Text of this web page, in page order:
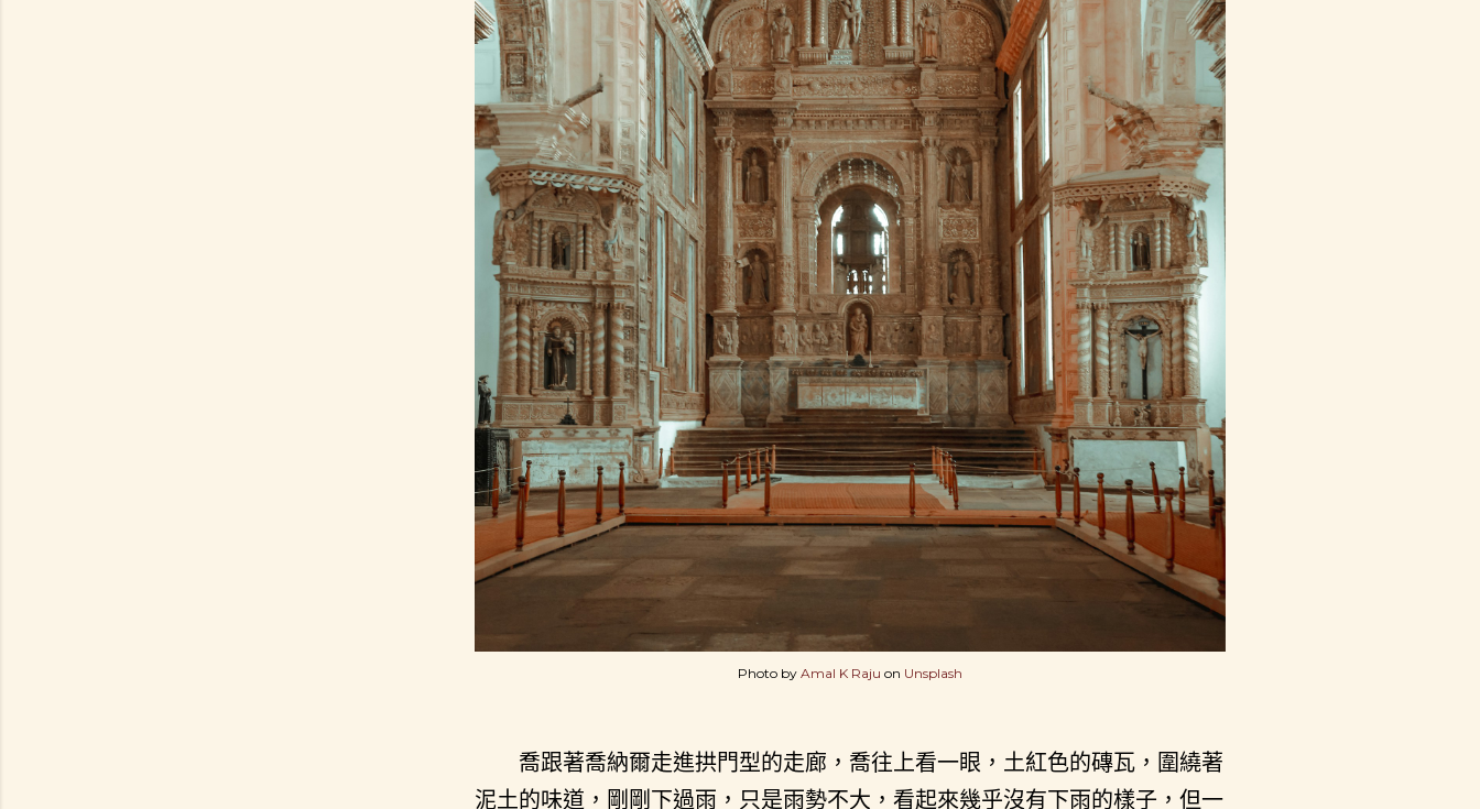
Photo by Amal K Raju on Unsplash
喬跟著喬納爾走進拱門型的走廊，喬往上看一眼，土紅色的磚瓦，圍繞著
泥土的味道，剛剛下過雨，只是雨勢不大，看起來幾乎沒有下雨的樣子，但一